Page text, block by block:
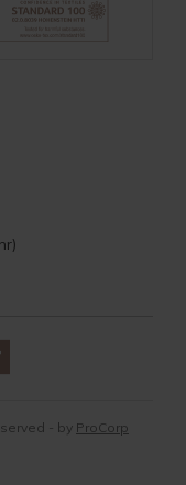
- by ProCorp